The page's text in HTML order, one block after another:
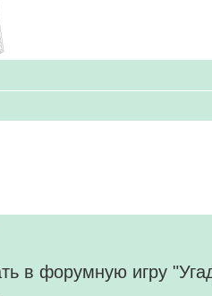
в форумную игру